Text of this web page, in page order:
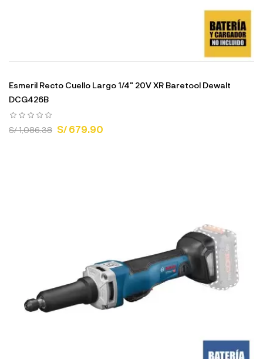
Esmeril Recto Cuello Largo 1/4" 20V XR Baretool Dewalt
DCG426B
S/ 1,086.38 S/ 679.90